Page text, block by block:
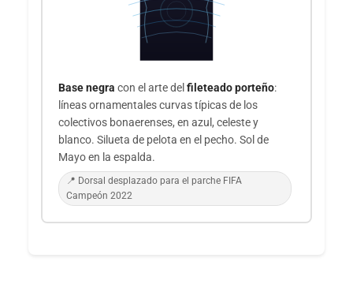
Base negra con el arte del fileteado porteño:
líneas ornamentales curvas típicas de los
colectivos bonaerenses, en azul, celeste y
blanco. Silueta de pelota en el pecho. Sol de
Mayo en la espalda.
📍 Dorsal desplazado para el parche FIFA
Campeón 2022